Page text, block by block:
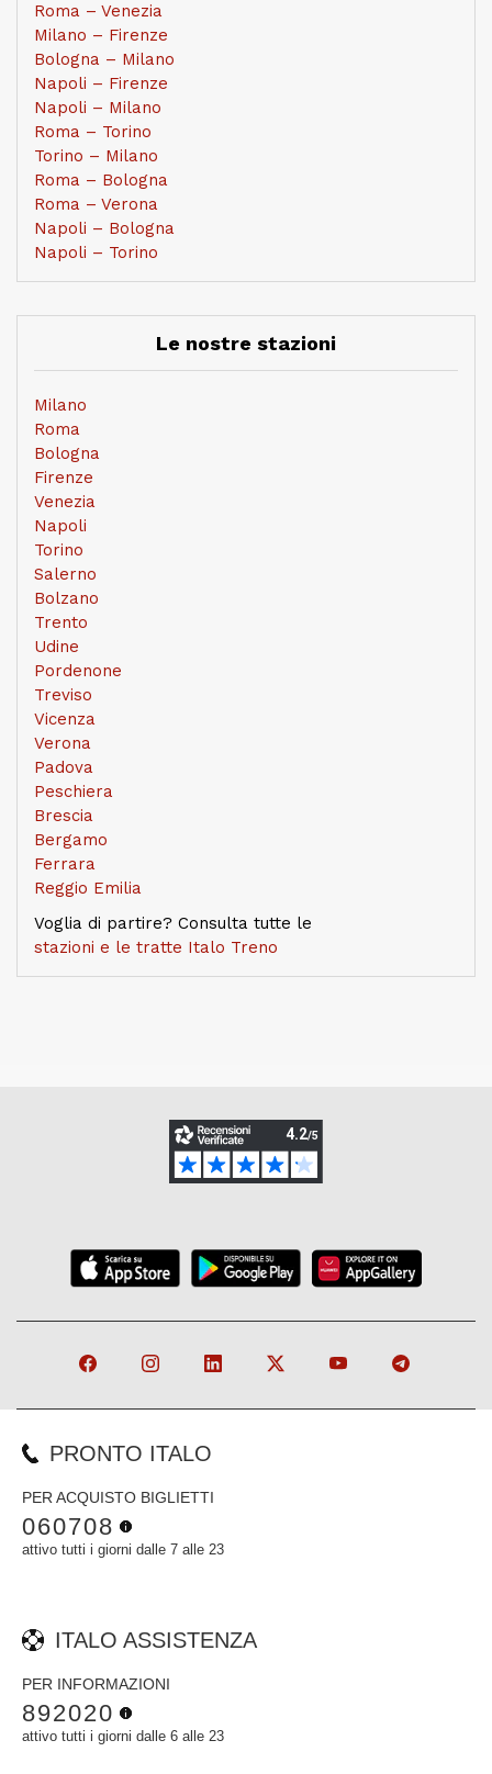
Roma – Venezia
Milano – Firenze
Bologna – Milano
Napoli – Firenze
Napoli – Milano
Roma – Torino
Torino – Milano
Roma – Bologna
Roma – Verona
Napoli – Bologna
Napoli – Torino
Le nostre stazioni
Milano
Roma
Bologna
Firenze
Venezia
Napoli
Torino
Salerno
Bolzano
Trento
Udine
Pordenone
Treviso
Vicenza
Verona
Padova
Peschiera
Brescia
Bergamo
Ferrara
Reggio Emilia
Voglia di partire? Consulta tutte le
stazioni e le tratte Italo Treno
PRONTO ITALO
PER ACQUISTO BIGLIETTI
060708
attivo tutti i giorni dalle 7 alle 23
ITALO ASSISTENZA
PER INFORMAZIONI
892020
attivo tutti i giorni dalle 6 alle 23